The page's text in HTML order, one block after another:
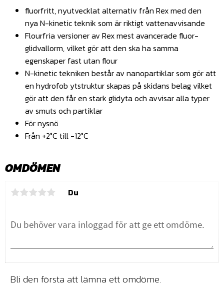
fluorfritt, nyutvecklat alternativ från Rex med den
nya N-kinetic teknik som är riktigt vattenavvisande
Flourfria versioner av Rex mest avancerade fluor-
glidvallorm, vilket gör att den ska ha samma
egenskaper fast utan flour
N-kinetic tekniken består av nanopartiklar som gör att
en hydrofob ytstruktur skapas på skidans belag vilket
gör att den får en stark glidyta och avvisar alla typer
av smuts och partiklar
För nysnö
Från +2°C till -12°C
OMDÖMEN
Du
Bli den första att lämna ett omdöme.